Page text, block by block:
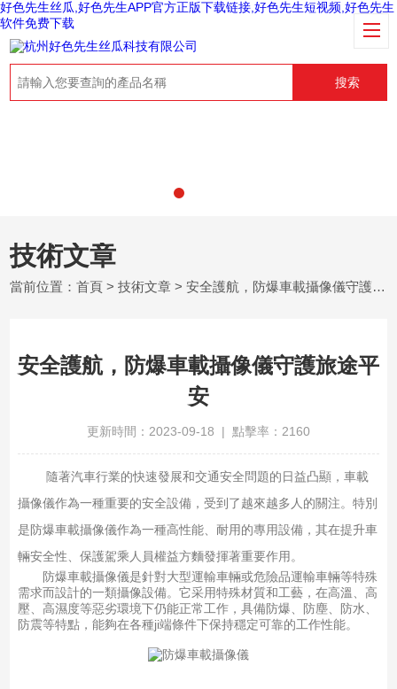
好色先生丝瓜,好色先生APP官方正版下载链接,好色先生短视频,好色先生
软件免费下载
搜索
技術文章
當前位置：首頁 >技術文章 > 安全護航，防爆車載攝像儀守護旅途平安
安全護航，防爆車載攝像儀守護旅途平
安
更新時間：2023-09-18 | 點擊率：2160
隨著汽車行業的快速發展和交通安全問題的日益凸顯，車載
攝像儀作為一種重要的安全設備，受到了越來越多人的關注。特別
是防爆車載攝像儀作為一種高性能、耐用的專用設備，其在提升車
輛安全性、保護駕乘人員權益方麵發揮著重要作用。
防爆車載攝像儀是針對大型運輸車輛或危險品運輸車輛等特殊
需求而設計的一類攝像設備。它采用特殊材質和工藝，在高溫、高
壓、高濕度等惡劣環境下仍能正常工作，具備防爆、防塵、防水、
防震等特點，能夠在各種ji端條件下保持穩定可靠的工作性能。